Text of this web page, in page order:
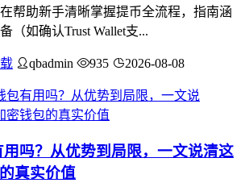
帮助新手清晰掌握提币全流程，指南涵
（如确认Trust Wallet支...
qbadmin 935 2026-08-08
吗？从优势到局限，一文说清这
真实价值